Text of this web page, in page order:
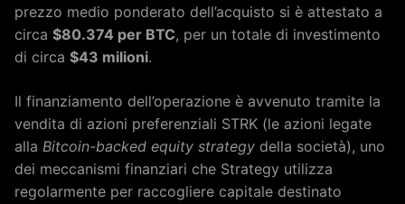
prezzo medio ponderato dell’acquisto si è attestato a
circa $80.374 per BTC, per un totale di investimento
di circa $43 milioni.
Il finanziamento dell’operazione è avvenuto tramite la
vendita di azioni preferenziali STRK (le azioni legate
alla Bitcoin-backed equity strategy della società), uno
dei meccanismi finanziari che Strategy utilizza
regolarmente per raccogliere capitale destinato